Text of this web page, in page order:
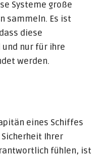
Systeme große
sammeln. Es ist
diese
nur für ihre
werden.
eines Schiffes
Ihrer
fühlen, ist